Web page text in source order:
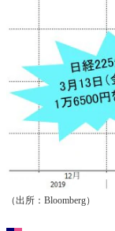
（出所：Bloomberg）